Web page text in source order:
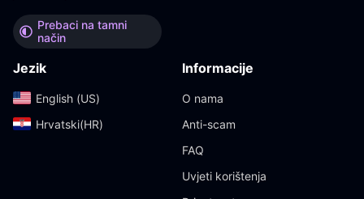
Prebaci na tamni
način
Jezik
English (US)‎
Hrvatski(HR)‎
Informacije
O nama
Anti-scam
FAQ
Uvjeti korištenja